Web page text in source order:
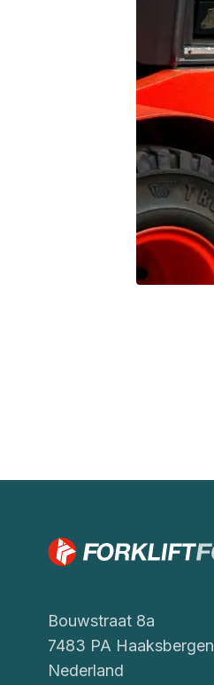
Bouwstraat 8a
7483 PA Haaksbergen
Nederland